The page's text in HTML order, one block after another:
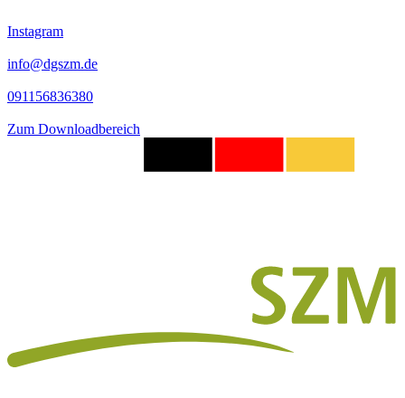
Instagram
info@dgszm.de
091156836380
Zum Downloadbereich